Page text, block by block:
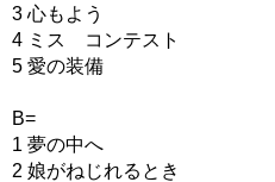
3 心もよう
4 ミス コンテスト
5 愛の装備
B=
1 夢の中へ
2 娘がねじれるとき